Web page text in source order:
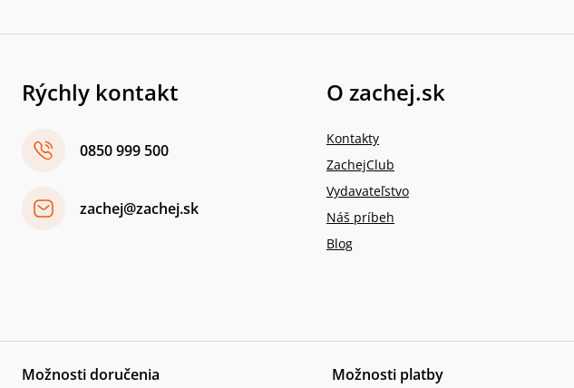
Rýchly kontakt
0850 999 500
zachej@zachej.sk
O zachej.sk
Kontakty
ZachejClub
Vydavateľstvo
Náš príbeh
Blog
Možnosti doručenia Možnosti platby